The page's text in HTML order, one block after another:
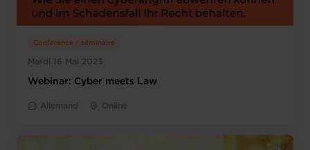
Mardi 16 Mai 2023
Conférence / séminaire
Webinar: Cyber meets Law
Allemand Online